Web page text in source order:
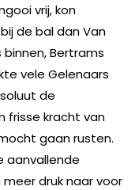
vrij, kon
de bal dan Van
Bertrams
vele Gelenaars
de
frisse kracht van
gaan rusten.
aanvallende
druk naar voor